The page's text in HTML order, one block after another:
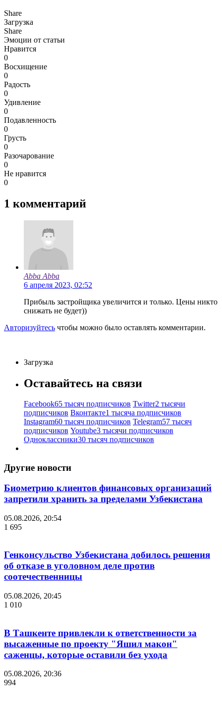
Share
Загрузка
Share
Эмоции от статьи
Нравится
0
Восхищение
0
Радость
0
Удивление
0
Подавленность
0
Грусть
0
Разочарование
0
Не нравится
0
1 комментарий
Abba Abba
6 апреля 2023, 02:52
Прибыль застройщика увеличится и только. Цены никто
снижать не будет))
Авторизуйтесь чтобы можно было оставлять комментарии.
Загрузка
Оставайтесь на связи
Facebook65 тысяч подписчиков Twitter2 тысячи
подписчиков Вконтакте1 тысяча подписчиков
Instagram60 тысяч подписчиков Telegram57 тысяч
подписчиков Youtube3 тысячи подписчиков
Одноклассники30 тысяч подписчиков
Другие новости
Биометрию клиентов финансовых организаций
запретили хранить за пределами Узбекистана
05.08.2026, 20:54
1 695
Генконсульство Узбекистана добилось решения
об отказе в уголовном деле против
соотечественницы
05.08.2026, 20:45
1 010
В Ташкенте привлекли к ответственности за
высаженные по проекту "Яшил макон"
саженцы, которые оставили без ухода
05.08.2026, 20:36
994